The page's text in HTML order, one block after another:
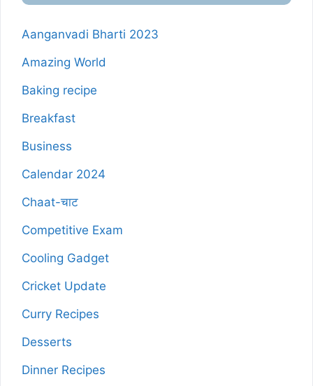
Aanganvadi Bharti 2023
Amazing World
Baking recipe
Breakfast
Business
Calendar 2024
Chaat-चाट
Competitive Exam
Cooling Gadget
Cricket Update
Curry Recipes
Desserts
Dinner Recipes